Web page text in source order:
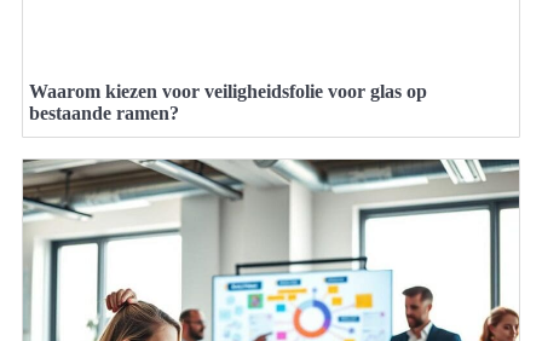
Waarom kiezen voor veiligheidsfolie voor glas op
bestaande ramen?